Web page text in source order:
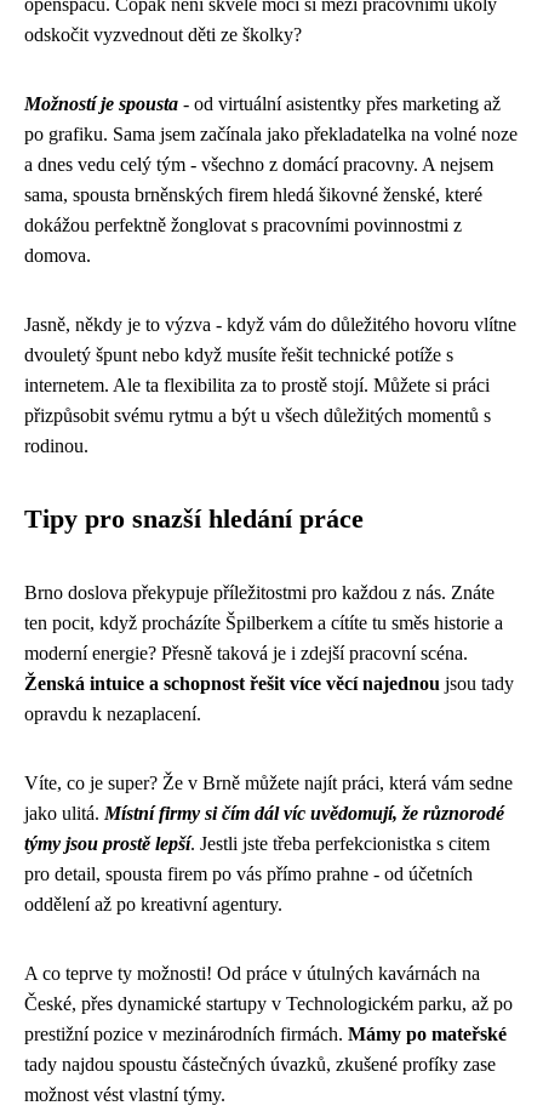
openspacu. Copak není skvělé moci si mezi pracovními úkoly
odskočit vyzvednout děti ze školky?
Možností je spousta - od virtuální asistentky přes marketing až
po grafiku. Sama jsem začínala jako překladatelka na volné noze
a dnes vedu celý tým - všechno z domácí pracovny. A nejsem
sama, spousta brněnských firem hledá šikovné ženské, které
dokážou perfektně žonglovat s pracovními povinnostmi z
domova.
Jasně, někdy je to výzva - když vám do důležitého hovoru vlítne
dvouletý špunt nebo když musíte řešit technické potíže s
internetem. Ale ta flexibilita za to prostě stojí. Můžete si práci
přizpůsobit svému rytmu a být u všech důležitých momentů s
rodinou.
Tipy pro snazší hledání práce
Brno doslova překypuje příležitostmi pro každou z nás. Znáte
ten pocit, když procházíte Špilberkem a cítíte tu směs historie a
moderní energie? Přesně taková je i zdejší pracovní scéna.
Ženská intuice a schopnost řešit více věcí najednou jsou tady
opravdu k nezaplacení.
Víte, co je super? Že v Brně můžete najít práci, která vám sedne
jako ulitá. Místní firmy si čím dál víc uvědomují, že různorodé
týmy jsou prostě lepší. Jestli jste třeba perfekcionistka s citem
pro detail, spousta firem po vás přímo prahne - od účetních
oddělení až po kreativní agentury.
A co teprve ty možnosti! Od práce v útulných kavárnách na
České, přes dynamické startupy v Technologickém parku, až po
prestižní pozice v mezinárodních firmách. Mámy po mateřské
tady najdou spoustu částečných úvazků, zkušené profíky zase
možnost vést vlastní týmy.